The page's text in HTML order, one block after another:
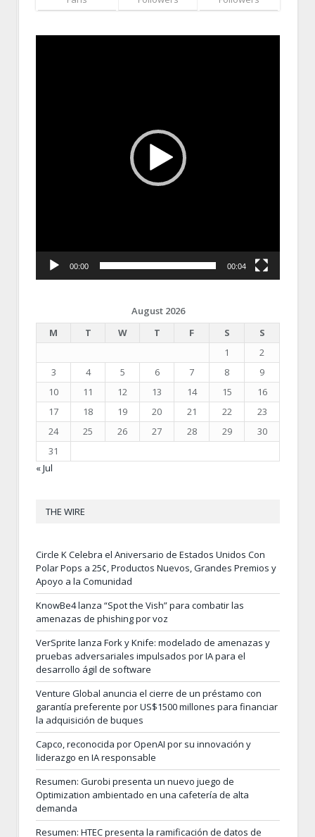
00:00 00:04
August 2026
M
T W T F S
S
1
2
3
4 5 6 7 8
9
10
11 12 13 14 15
16
17
18 19 20 21 22
23
24
25 26 27 28 29
30
31
« Jul
THE WIRE
Circle K Celebra el Aniversario de Estados Unidos Con
Polar Pops a 25¢, Productos Nuevos, Grandes Premios y
Apoyo a la Comunidad
KnowBe4 lanza “Spot the Vish” para combatir las
amenazas de phishing por voz
VerSprite lanza Fork y Knife: modelado de amenazas y
pruebas adversariales impulsados por IA para el
desarrollo ágil de software
Venture Global anuncia el cierre de un préstamo con
garantía preferente por US$1500 millones para financiar
la adquisición de buques
Capco, reconocida por OpenAI por su innovación y
liderazgo en IA responsable
Resumen: Gurobi presenta un nuevo juego de
Optimization ambientado en una cafetería de alta
demanda
Resumen: HTEC presenta la ramificación de datos de